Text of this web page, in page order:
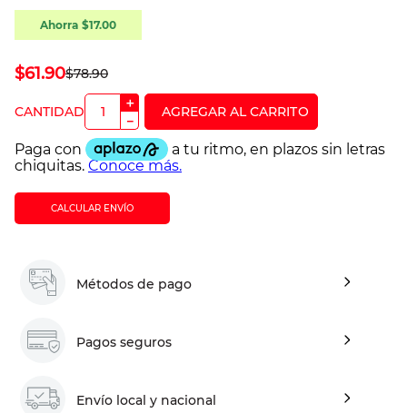
Ahorra $17.00
$78.90
$61.90
＋
－
CALCULAR ENVÍO
Métodos de pago
Pagos seguros
Envío local y nacional